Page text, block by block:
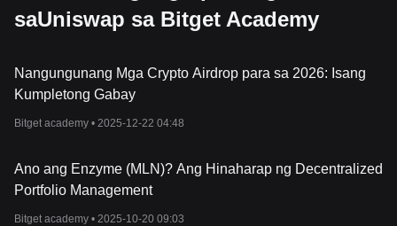
mga nakaraang gains, ang medium-term na trend ay
saUniswap sa Bitget Academy
Nangungunang Mga Crypto Airdrop para sa 2026: Isang
Kumpletong Gabay
Bitget academy • 2025-12-22 04:48
Ano ang Enzyme (MLN)? Ang Hinaharap ng Decentralized
Portfolio Management
Bitget academy • 2025-10-20 09:03